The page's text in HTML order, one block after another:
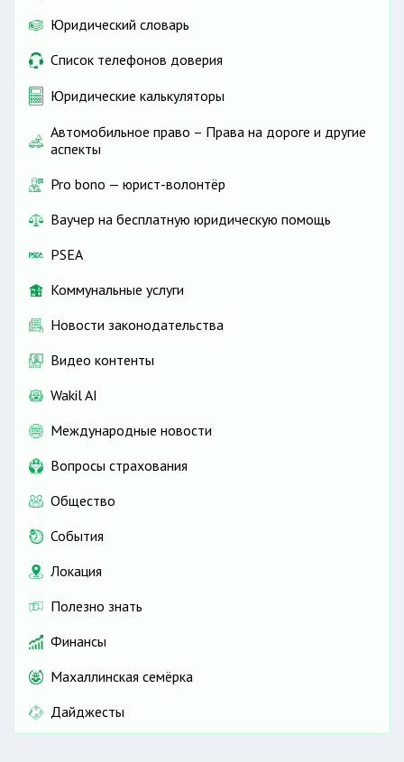
Юридический словарь
Список телефонов доверия
Юридические калькуляторы
Автомобильное право – Права на дороге и другие
аспекты
Pro bono — юрист-волонтёр
Ваучер на бесплатную юридическую помощь
PSEA
Коммунальные услуги
Новости законодательства
Видео контенты
Wakil AI
Международные новости
Вопросы страхования
Общество
События
Локация
Полезно знать
Финансы
Махаллинская семёрка
Дайджесты